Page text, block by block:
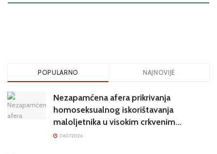
POPULARNO NAJNOVIJE
Nezapamćena afera prikrivanja
homoseksualnog iskorištavanja
maloljetnika u visokim crkvenim
krugovima potresa Hrvatsku
24.07.2026